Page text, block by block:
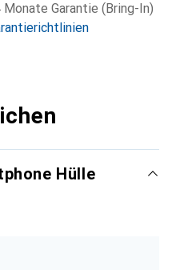
Monate Garantie (Bring-In)
Hülle